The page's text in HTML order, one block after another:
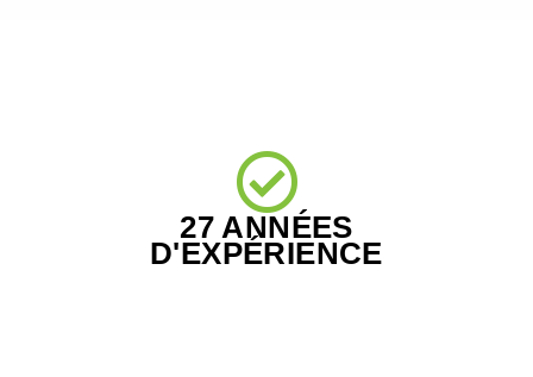
27 ANNÉES
D'EXPÉRIENCE